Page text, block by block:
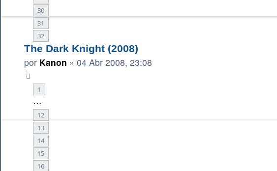
30
31
32
The Dark Knight (2008)
por Kanon » 04 Abr 2008, 23:08
1
…
12
13
14
15
16